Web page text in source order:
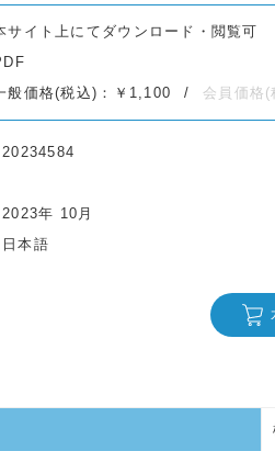
サイト上にてダウンロード・閲覧可
般価格(税込)：￥1,100 会員価格(
20234584
2023年 10月
日本語